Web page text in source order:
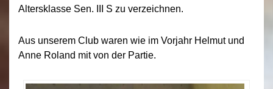
Altersklasse Sen. III S zu verzeichnen.
Aus unserem Club waren wie im Vorjahr Helmut und
Anne Roland mit von der Partie.